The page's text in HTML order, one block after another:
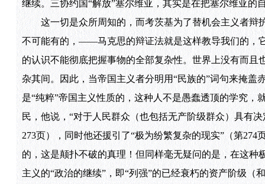
继续。三协约国“解放”塞尔维亚，其实是在把塞尔维亚
这一切是众所周知的，而考茨基为了替机会主义者辩
不可能有的，——马克思的辩证法就是这样教导我们的，
的认识不能彻底把握事物的全部复杂性。世界上没有而
杂其间。因此，当帝国主义者分明用“民族的”词句来掩盖
是“纯粹”帝国主义性质的，这种人不是愚蠢透顶的学究
民，他说，“对于人民群众（也包括无产阶级群众）具有
273页），同时他还援引了“极为纷繁复杂的现实”（第
的，这是颠扑不破的真理！但同样毫无疑问的是，在这
主义的“政治的继续”，即“列强”的已经衰朽的资产阶级（